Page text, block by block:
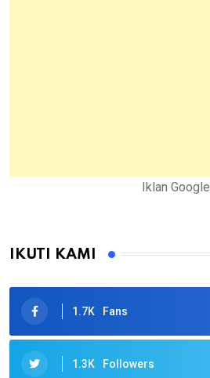
Iklan Google
IKUTI KAMI
1.7K Fans
1.3K Followers